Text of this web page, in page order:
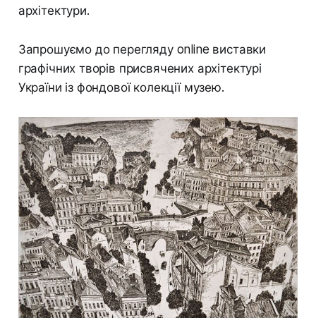
архітектури.
Запрошуємо до перегляду online виставки
графічних творів присвячених архітектурі
України із фондової колекції музею.